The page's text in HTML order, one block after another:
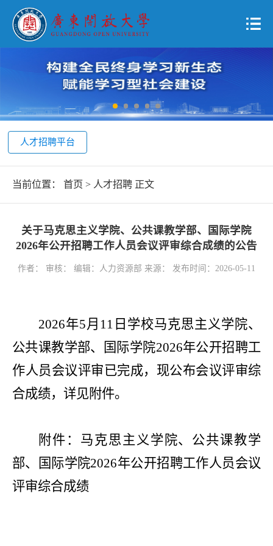
人才招聘平台
当前位置： 首页 > 人才招聘 正文
关于马克思主义学院、公共课教学部、国际学院
2026年公开招聘工作人员会议评审综合成绩的公告
作者： 审核： 编辑：人力资源部 来源： 发布时间：2026-05-11
2026年5月11日学校马克思主义学院、
公共课教学部、国际学院2026年公开招聘工
作人员会议评审已完成，现公布会议评审综
合成绩，详见附件。
附件：马克思主义学院、公共课教学
部、国际学院2026年公开招聘工作人员会议
评审综合成绩